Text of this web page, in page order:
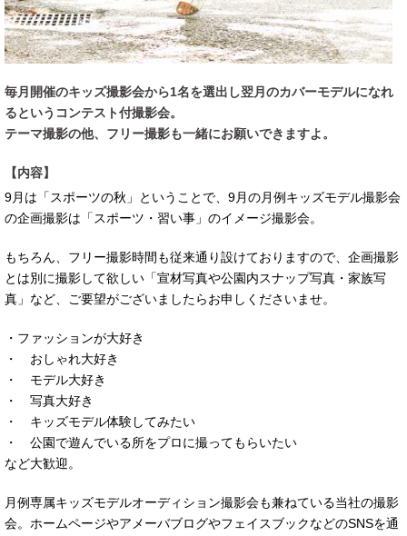
毎月開催のキッズ撮影会から1名を選出し翌月のカバーモデルになれ
るというコンテスト付撮影会。
テーマ撮影の他、フリー撮影も一緒にお願いできますよ。
【内容】
9月は「スポーツの秋」ということで、9月の月例キッズモデル撮影会
の企画撮影は「スポーツ・習い事」のイメージ撮影会。
もちろん、フリー撮影時間も従来通り設けておりますので、企画撮影
とは別に撮影して欲しい「宣材写真や公園内スナップ写真・家族写
真」など、ご要望がございましたらお申しくださいませ。
・ファッションが大好き
・ おしゃれ大好き
・ モデル大好き
・ 写真大好き
・ キッズモデル体験してみたい
・ 公園で遊んでいる所をプロに撮ってもらいたい
など大歓迎。
月例専属キッズモデルオーディション撮影会も兼ねている当社の撮影
会。ホームページやアメーバブログやフェイスブックなどのSNSを通